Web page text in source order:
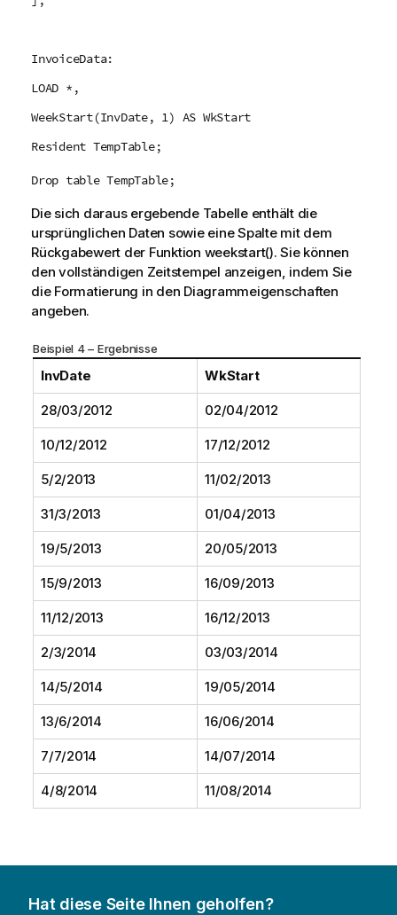
InvoiceData:
LOAD *,
WeekStart(InvDate, 1) AS WkStart
Resident TempTable;
Drop table TempTable;
Die sich daraus ergebende Tabelle enthält die
ursprünglichen Daten sowie eine Spalte mit dem
Rückgabewert der Funktion weekstart(). Sie können
den vollständigen Zeitstempel anzeigen, indem Sie
die Formatierung in den Diagrammeigenschaften
angeben.
Beispiel 4 – Ergebnisse
InvDate WkStart
28/03/2012 02/04/2012
10/12/2012 17/12/2012
5/2/2013 11/02/2013
31/3/2013 01/04/2013
19/5/2013 20/05/2013
15/9/2013 16/09/2013
11/12/2013 16/12/2013
2/3/2014 03/03/2014
14/5/2014 19/05/2014
13/6/2014 16/06/2014
7/7/2014 14/07/2014
4/8/2014 11/08/2014
Hat diese Seite Ihnen geholfen?